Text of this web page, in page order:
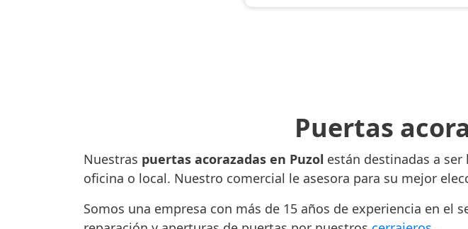
Puertas
Nuestras puertas acorazadas en Puzol están destinadas a
oficina o local. Nuestro comercial le asesora para su mejor
Somos una empresa con más de 15 años de experiencia en el